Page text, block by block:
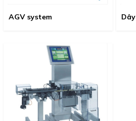
AGV system